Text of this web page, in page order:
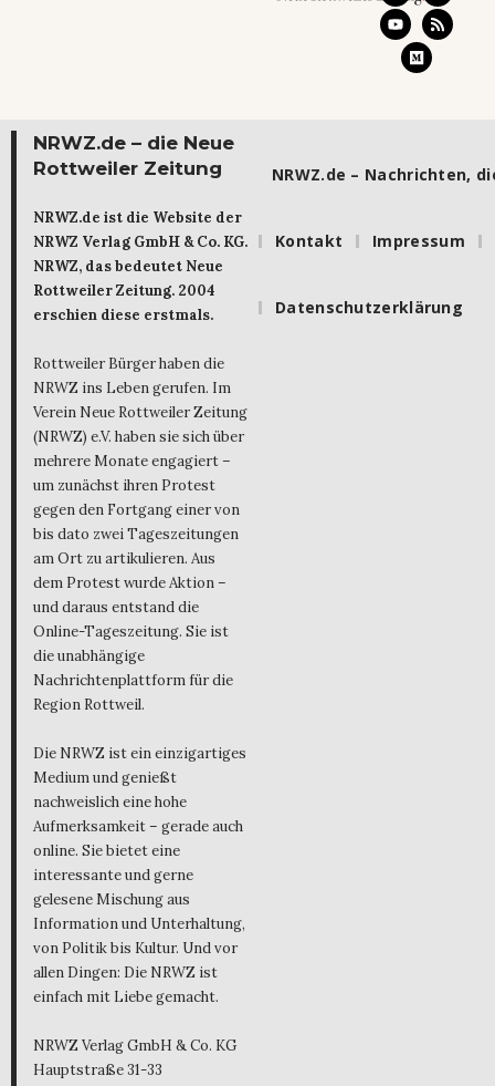
NRWZ.de – die Neue
Rottweiler Zeitung
NRWZ.de ist die Website der
NRWZ Verlag GmbH & Co. KG.
NRWZ, das bedeutet Neue
Rottweiler Zeitung. 2004
erschien diese erstmals.
Rottweiler Bürger haben die
NRWZ ins Leben gerufen. Im
Verein Neue Rottweiler Zeitung
(NRWZ) e.V. haben sie sich über
mehrere Monate engagiert –
um zunächst ihren Protest
gegen den Fortgang einer von
bis dato zwei Tageszeitungen
am Ort zu artikulieren. Aus
dem Protest wurde Aktion –
und daraus entstand die
Online-Tageszeitung. Sie ist
die unabhängige
Nachrichtenplattform für die
Region Rottweil.
Die NRWZ ist ein einzigartiges
Medium und genießt
nachweislich eine hohe
Aufmerksamkeit – gerade auch
online. Sie bietet eine
interessante und gerne
gelesene Mischung aus
Information und Unterhaltung,
von Politik bis Kultur. Und vor
allen Dingen: Die NRWZ ist
einfach mit Liebe gemacht.
NRWZ Verlag GmbH & Co. KG
Hauptstraße 31-33
NRWZ.de – Nachrichten,
Kontakt Impressum
Datenschutzerklärung